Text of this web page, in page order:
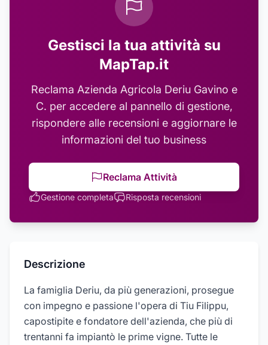
Gestisci la tua attività su
MapTap.it
Reclama Azienda Agricola Deriu Gavino e
C. per accedere al pannello di gestione,
rispondere alle recensioni e aggiornare le
informazioni del tuo business
Reclama Attività
Gestione completa Risposta recensioni
Descrizione
La famiglia Deriu, da più generazioni, prosegue
con impegno e passione l'opera di Tiu Filippu,
capostipite e fondatore dell'azienda, che più di
trentanni fa impiantò le prime vigne. Tutte le